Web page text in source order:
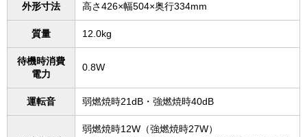
外形寸法
高さ426×幅504×奥行334mm
質量 12.0kg
待機時消費
電力
0.8W
運転音 弱燃焼時21dB・強燃焼時40dB
弱燃焼時12W（強燃焼時27W）